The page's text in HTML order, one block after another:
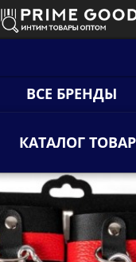
ВСЕ БРЕНДЫ
КАТАЛОГ